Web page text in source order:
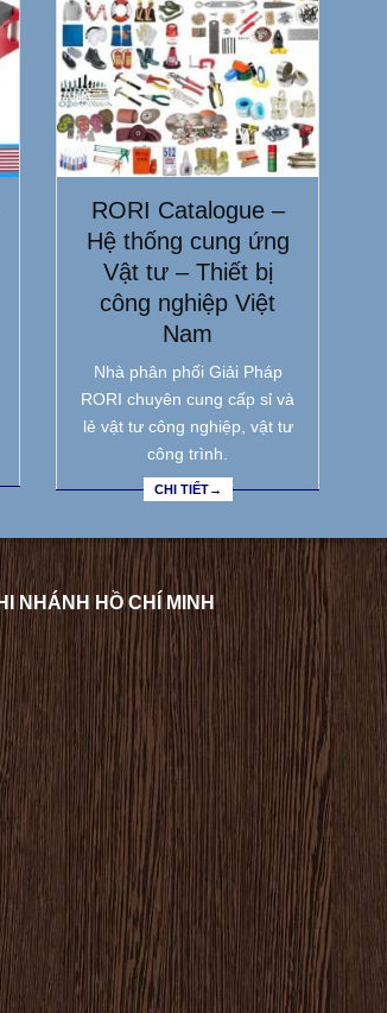
RORI Catalogue –
Hệ thống cung ứng
Vật tư – Thiết bị
công nghiệp Việt
Nam
Nhà phân phối Giải Pháp
RORI chuyên cung cấp sỉ và
lẻ vật tư công nghiệp, vật tư
công trình.
CHI TIẾT→
NHÁNH HỒ CHÍ MINH